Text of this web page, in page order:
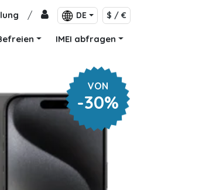
/ DE $ / €
IMEI abfragen
VON
-30%